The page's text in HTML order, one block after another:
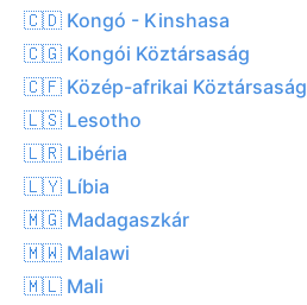
🇨🇩 Kongó - Kinshasa
🇨🇬 Kongói Köztársaság
🇨🇫 Közép-afrikai Köztársaság
🇱🇸 Lesotho
🇱🇷 Libéria
🇱🇾 Líbia
🇲🇬 Madagaszkár
🇲🇼 Malawi
🇲🇱 Mali